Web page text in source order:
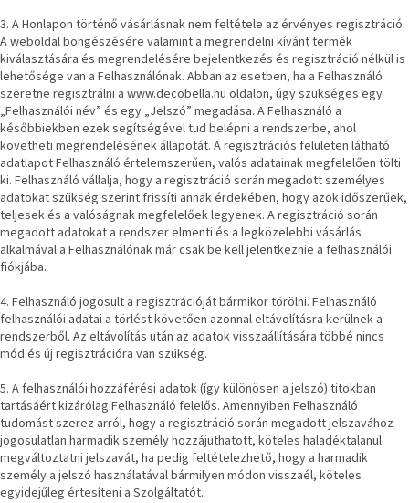
Színes
belső
tér
Woodman
kedvezményesen
Anyák
napja
Egy
étkező,
amely
szórakoztat!
A
8.
születésnap
megünneplése
kedvenceid
Hírek
3. A Honlapon történő vásárlásnak nem feltétele az érvényes regisztráció.
A weboldal böngészésére valamint a megrendelni kívánt termék
kiválasztására és megrendelésére bejelentkezés és regisztráció nélkül is
lehetősége van a Felhasználónak. Abban az esetben, ha a Felhasználó
szeretne regisztrálni a www.decobella.hu oldalon, úgy szükséges egy
„Felhasználói név” és egy „Jelszó” megadása. A Felhasználó a
későbbiekben ezek segítségével tud belépni a rendszerbe, ahol
követheti megrendelésének állapotát. A regisztrációs felületen látható
adatlapot Felhasználó értelemszerűen, valós adatainak megfelelően tölti
ki. Felhasználó vállalja, hogy a regisztráció során megadott személyes
adatokat szükség szerint frissíti annak érdekében, hogy azok időszerűek,
teljesek és a valóságnak megfelelőek legyenek. A regisztráció során
megadott adatokat a rendszer elmenti és a legközelebbi vásárlás
alkalmával a Felhasználónak már csak be kell jelentkeznie a felhasználói
fiókjába.
4. Felhasználó jogosult a regisztrációját bármikor törölni. Felhasználó
felhasználói adatai a törlést követően azonnal eltávolításra kerülnek a
rendszerből. Az eltávolítás után az adatok visszaállítására többé nincs
mód és új regisztrációra van szükség.
5. A felhasználói hozzáférési adatok (így különösen a jelszó) titokban
tartásáért kizárólag Felhasználó felelős. Amennyiben Felhasználó
tudomást szerez arról, hogy a regisztráció során megadott jelszavához
jogosulatlan harmadik személy hozzájuthatott, köteles haladéktalanul
megváltoztatni jelszavát, ha pedig feltételezhető, hogy a harmadik
személy a jelszó használatával bármilyen módon visszaél, köteles
egyidejűleg értesíteni a Szolgáltatót.